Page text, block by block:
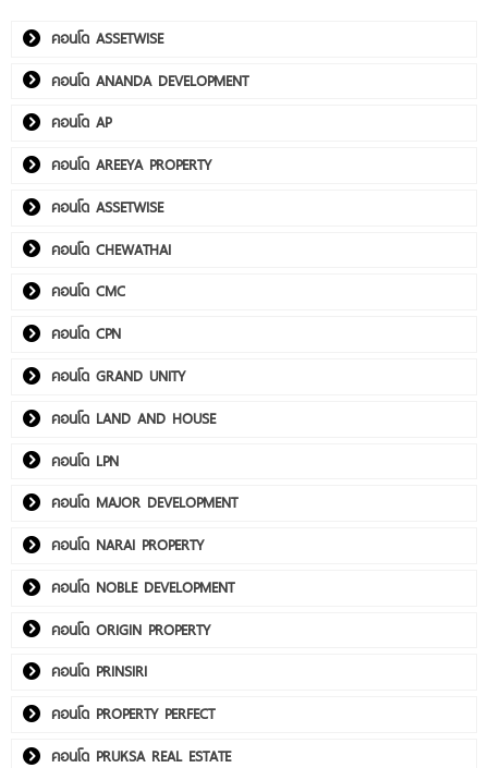
คอนโด ASSETWISE
คอนโด ANANDA DEVELOPMENT
คอนโด AP
คอนโด AREEYA PROPERTY
คอนโด ASSETWISE
คอนโด CHEWATHAI
คอนโด CMC
คอนโด CPN
คอนโด GRAND UNITY
คอนโด LAND AND HOUSE
คอนโด LPN
คอนโด MAJOR DEVELOPMENT
คอนโด NARAI PROPERTY
คอนโด NOBLE DEVELOPMENT
คอนโด ORIGIN PROPERTY
คอนโด PRINSIRI
คอนโด PROPERTY PERFECT
คอนโด PRUKSA REAL ESTATE